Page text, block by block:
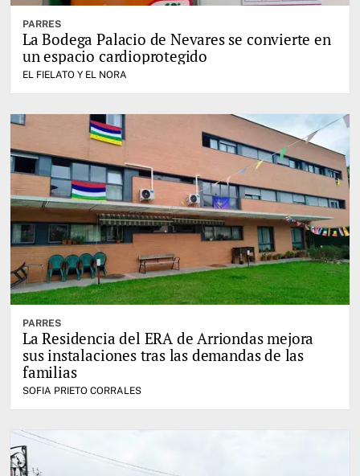
PARRES
La Bodega Palacio de Nevares se convierte en
un espacio cardioprotegido
EL FIELATO Y EL NORA
PARRES
La Residencia del ERA de Arriondas mejora
sus instalaciones tras las demandas de las
familias
SOFIA PRIETO CORRALES